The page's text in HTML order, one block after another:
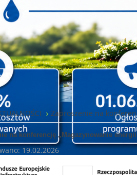
Zaproszenie na
na konferencję „Magazynowanie
19.02.2026